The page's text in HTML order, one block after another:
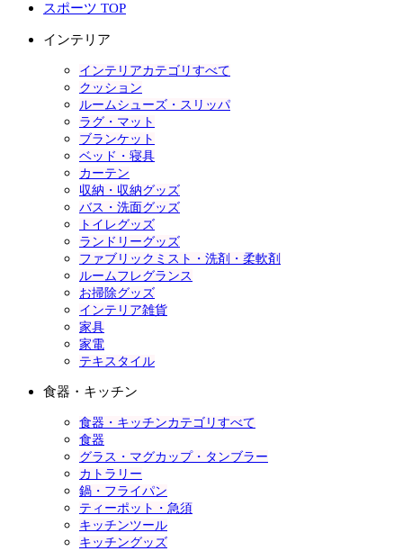
スポーツ TOP
インテリア
インテリアカテゴリすべて
クッション
ルームシューズ・スリッパ
ラグ・マット
ブランケット
ベッド・寝具
カーテン
収納・収納グッズ
バス・洗面グッズ
トイレグッズ
ランドリーグッズ
ファブリックミスト・洗剤・柔軟剤
ルームフレグランス
お掃除グッズ
インテリア雑貨
家具
家電
テキスタイル
食器・キッチン
食器・キッチンカテゴリすべて
食器
グラス・マグカップ・タンブラー
カトラリー
鍋・フライパン
ティーポット・急須
キッチンツール
キッチングッズ